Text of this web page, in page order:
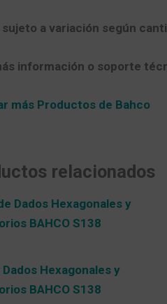
a variación según
información o soporte
más Productos de Bahco
relacionados
Hexagonales y
BAHCO S138